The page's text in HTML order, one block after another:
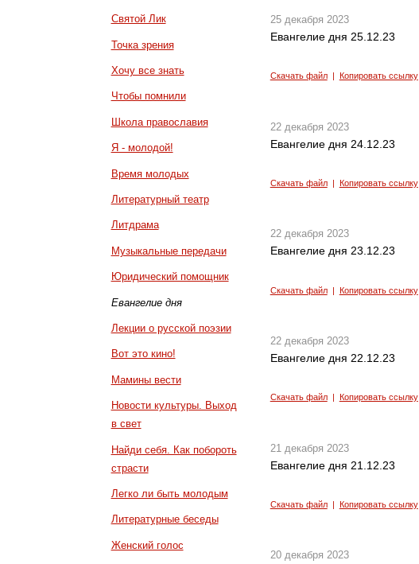
Святой Лик
Точка зрения
Хочу все знать
Чтобы помнили
Школа православия
Я - молодой!
Время молодых
Литературный театр
Литдрама
Музыкальные передачи
Юридический помощник
Евангелие дня
Лекции о русской поэзии
Вот это кино!
Мамины вести
Новости культуры. Выход
в свет
Найди себя. Как побороть
страсти
Легко ли быть молодым
Литературные беседы
Женский голос
25 декабря 2023
Евангелие дня 25.12.23
Скачать файл| Копировать ссылку
22 декабря 2023
Евангелие дня 24.12.23
Скачать файл| Копировать ссылку
22 декабря 2023
Евангелие дня 23.12.23
Скачать файл| Копировать ссылку
22 декабря 2023
Евангелие дня 22.12.23
Скачать файл| Копировать ссылку
21 декабря 2023
Евангелие дня 21.12.23
Скачать файл| Копировать ссылку
20 декабря 2023